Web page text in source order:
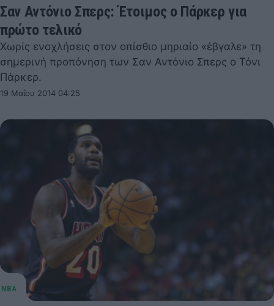
Σαν Αντόνιο Σπερς: Έτοιμος ο Πάρκερ για
πρώτο τελικό
Χωρίς ενοχλήσεις στον οπίσθιο μηριαίο «έβγαλε» τη
σημερινή προπόνηση των Σαν Αντόνιο Σπερς ο Τόνι
Πάρκερ.
19 Μαΐου 2014 04:25